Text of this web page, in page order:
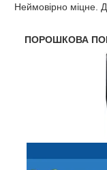
Неймовірно міцне.
ПОРОШКОВА